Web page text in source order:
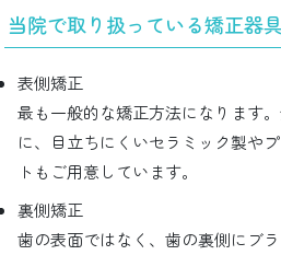
当院で取り扱っている矯正器
表側矯正
最も一般的な矯正方法になります
に、目立ちにくいセラミック製や
トもご用意しています。
裏側矯正
歯の表面ではなく、歯の裏側にブ